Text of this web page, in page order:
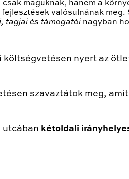
maguknak, hanem a
valósulnának meg.
tagjai és támogatói nagyban
költségvetésen nyert az
szavaztátok meg,
utcában kétoldali